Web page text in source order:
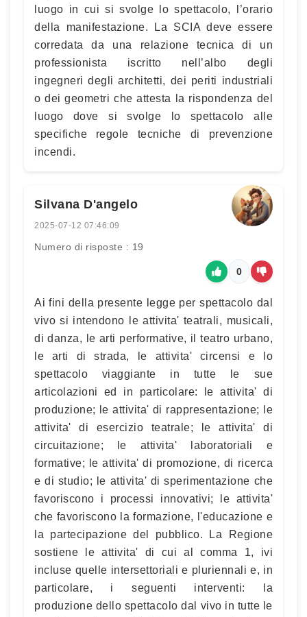
luogo in cui si svolge lo spettacolo, l’orario
della manifestazione. La SCIA deve essere
corredata da una relazione tecnica di un
professionista iscritto nell’albo degli
ingegneri degli architetti, dei periti industriali
o dei geometri che attesta la rispondenza del
luogo dove si svolge lo spettacolo alle
specifiche regole tecniche di prevenzione
incendi.
Silvana D'angelo
2025-07-12 07:46:09
Numero di risposte : 19
0
Ai fini della presente legge per spettacolo dal
vivo si intendono le attivita' teatrali, musicali,
di danza, le arti performative, il teatro urbano,
le arti di strada, le attivita' circensi e lo
spettacolo viaggiante in tutte le sue
articolazioni ed in particolare: le attivita' di
produzione; le attivita' di rappresentazione; le
attivita' di esercizio teatrale; le attivita' di
circuitazione; le attivita' laboratoriali e
formative; le attivita' di promozione, di ricerca
e di studio; le attivita' di sperimentazione che
favoriscono i processi innovativi; le attivita'
che favoriscono la formazione, l'educazione e
la partecipazione del pubblico. La Regione
sostiene le attivita' di cui al comma 1, ivi
incluse quelle intersettoriali e pluriennali e, in
particolare, i seguenti interventi: la
produzione dello spettacolo dal vivo in tutte le